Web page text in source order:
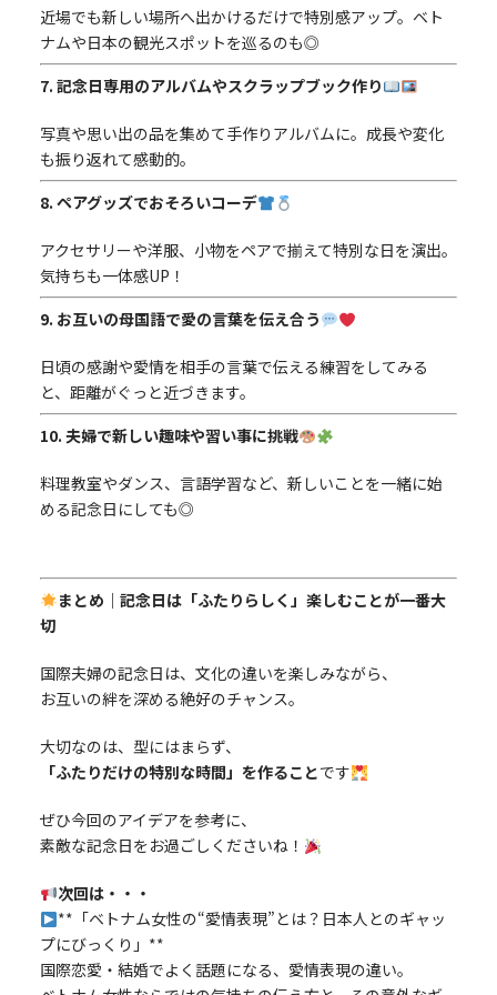
近場でも新しい場所へ出かけるだけで特別感アップ。ベト
ナムや日本の観光スポットを巡るのも◎
7. 記念日専用のアルバムやスクラップブック作り
写真や思い出の品を集めて手作りアルバムに。成長や変化
も振り返れて感動的。
8. ペアグッズでおそろいコーデ
アクセサリーや洋服、小物をペアで揃えて特別な日を演出。
気持ちも一体感UP！
9. お互いの母国語で愛の言葉を伝え合う
日頃の感謝や愛情を相手の言葉で伝える練習をしてみる
と、距離がぐっと近づきます。
10. 夫婦で新しい趣味や習い事に挑戦
料理教室やダンス、言語学習など、新しいことを一緒に始
める記念日にしても◎
まとめ｜記念日は「ふたりらしく」楽しむことが一番大
切
国際夫婦の記念日は、文化の違いを楽しみながら、
お互いの絆を深める絶好のチャンス。
大切なのは、型にはまらず、
「ふたりだけの特別な時間」を作ることです
ぜひ今回のアイデアを参考に、
素敵な記念日をお過ごしくださいね！
次回は・・・
**「ベトナム女性の“愛情表現”とは？日本人とのギャッ
プにびっくり」**
国際恋愛・結婚でよく話題になる、愛情表現の違い。